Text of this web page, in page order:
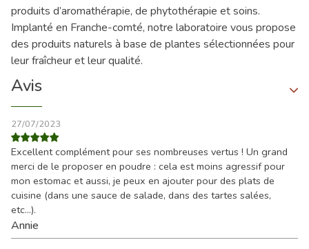
produits d’aromathérapie, de phytothérapie et soins.
Implanté en Franche-comté, notre laboratoire vous propose
des produits naturels à base de plantes sélectionnées pour
leur fraîcheur et leur qualité.
Avis
27/07/2023
Excellent complément pour ses nombreuses vertus ! Un grand
merci de le proposer en poudre : cela est moins agressif pour
mon estomac et aussi, je peux en ajouter pour des plats de
cuisine (dans une sauce de salade, dans des tartes salées,
etc...).
Annie